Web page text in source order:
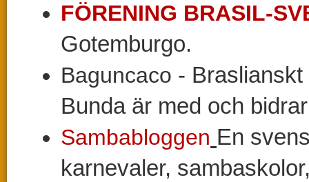
FÖRENING BRASIL-
Gotemburgo.
Baguncaco - Braslianskt
Bunda är med och
Sambabloggen En
karnevaler,